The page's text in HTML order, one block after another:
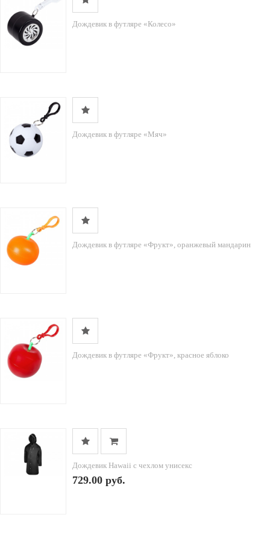
Дождевик в футляре «Колесо»
Дождевик в футляре «Мяч»
Дождевик в футляре «Фрукт», оранжевый мандарин
Дождевик в футляре «Фрукт», красное яблоко
Дождевик Hawaii c чехлом унисекс
729.00 руб.